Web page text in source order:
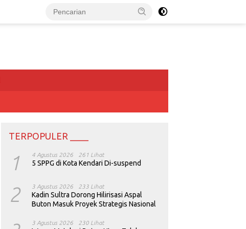
TERPOPULER ____
1 4 Agustus 2026 261 Lihat
5 SPPG di Kota Kendari Di-suspend
2 3 Agustus 2026 233 Lihat
Kadin Sultra Dorong Hilirisasi Aspal
Buton Masuk Proyek Strategis Nasional
3 Agustus 2026 230 Lihat